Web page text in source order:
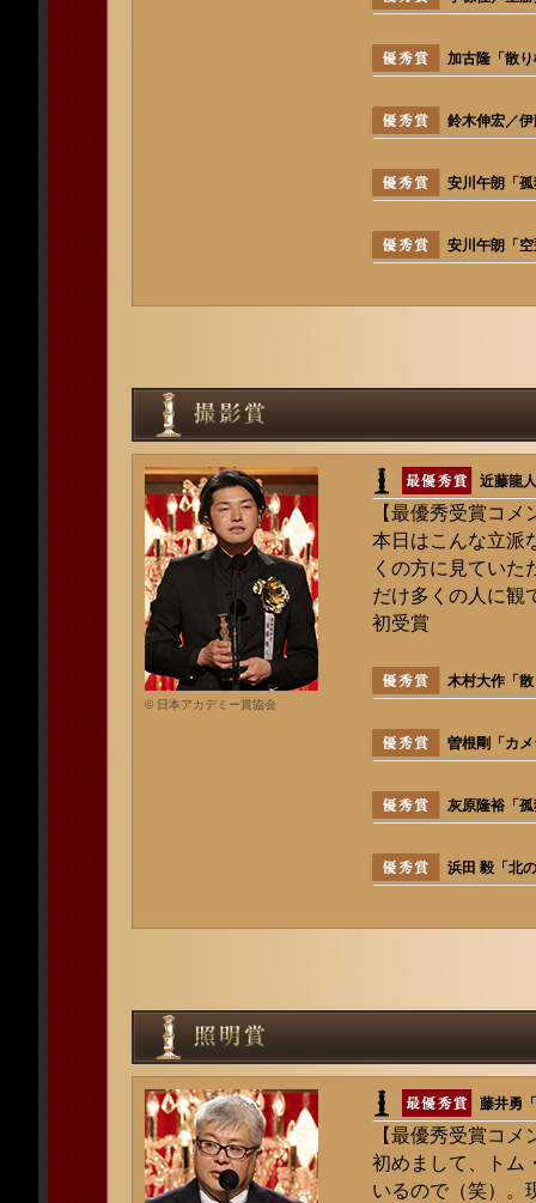
加古隆「散
鈴木伸宏／
安川午朗「
安川午朗「
© 日本アカデミー賞協会
近藤龍
【最優秀受賞コメ
本日はこんな立派
くの方に見ていた
だけ多くの人に観
初受賞
木村大作「
曽根剛「カ
灰原隆裕「
浜田 毅「北
藤井勇
【最優秀受賞コメ
初めまして、トム
いるので（笑）。